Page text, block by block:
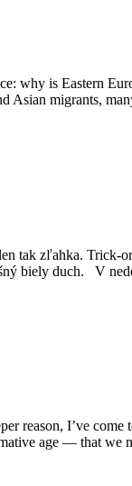
why is Eastern
Asian migrants,
tak zľahka. Trick-
biely duch. V
reason, I’ve
age — that we